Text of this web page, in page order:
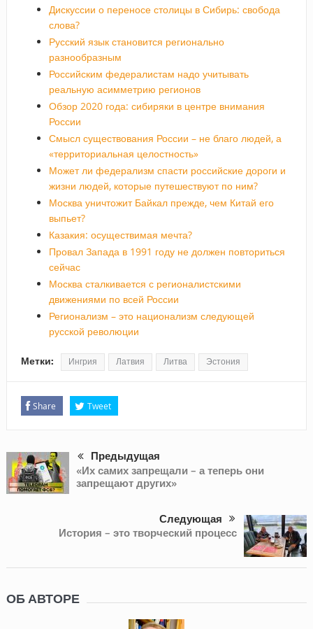
Дискуссии о переносе столицы в Сибирь: свобода
слова?
Русский язык становится регионально
разнообразным
Российским федералистам надо учитывать
реальную асимметрию регионов
Обзор 2020 года: сибиряки в центре внимания
России
Смысл существования России – не благо людей, а
«территориальная целостность»
Может ли федерализм спасти российские дороги и
жизни людей, которые путешествуют по ним?
Москва уничтожит Байкал прежде, чем Китай его
выпьет?
Казакия: осуществимая мечта?
Провал Запада в 1991 году не должен повториться
сейчас
Москва сталкивается с регионалистскими
движениями по всей России
Регионализм – это национализм следующей
русской революции
Метки: Ингрия Латвия Литва Эстония
Share Tweet
Предыдущая
«Их самих запрещали – а теперь они
запрещают других»
Следующая
История – это творческий процесс
ОБ АВТОРЕ